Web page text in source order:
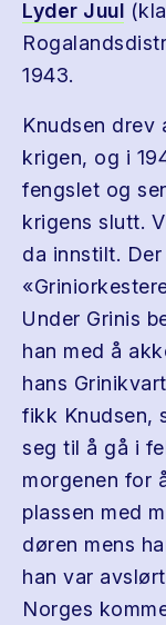
Lyder Juul
1943.
Knudsen drev
krigen, og i
fengslet og
krigens slutt.
da innstilt.
Under Grinis
han med å
hans
fikk Knudsen,
seg til å gå i
morgenen for
plassen med
døren mens
han var
Norges